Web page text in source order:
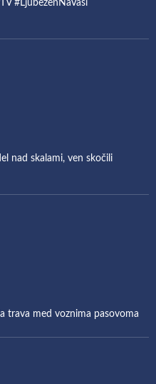
#LjubezenNaVasi
nad skalami, ven skočili
trava med voznima pasovoma